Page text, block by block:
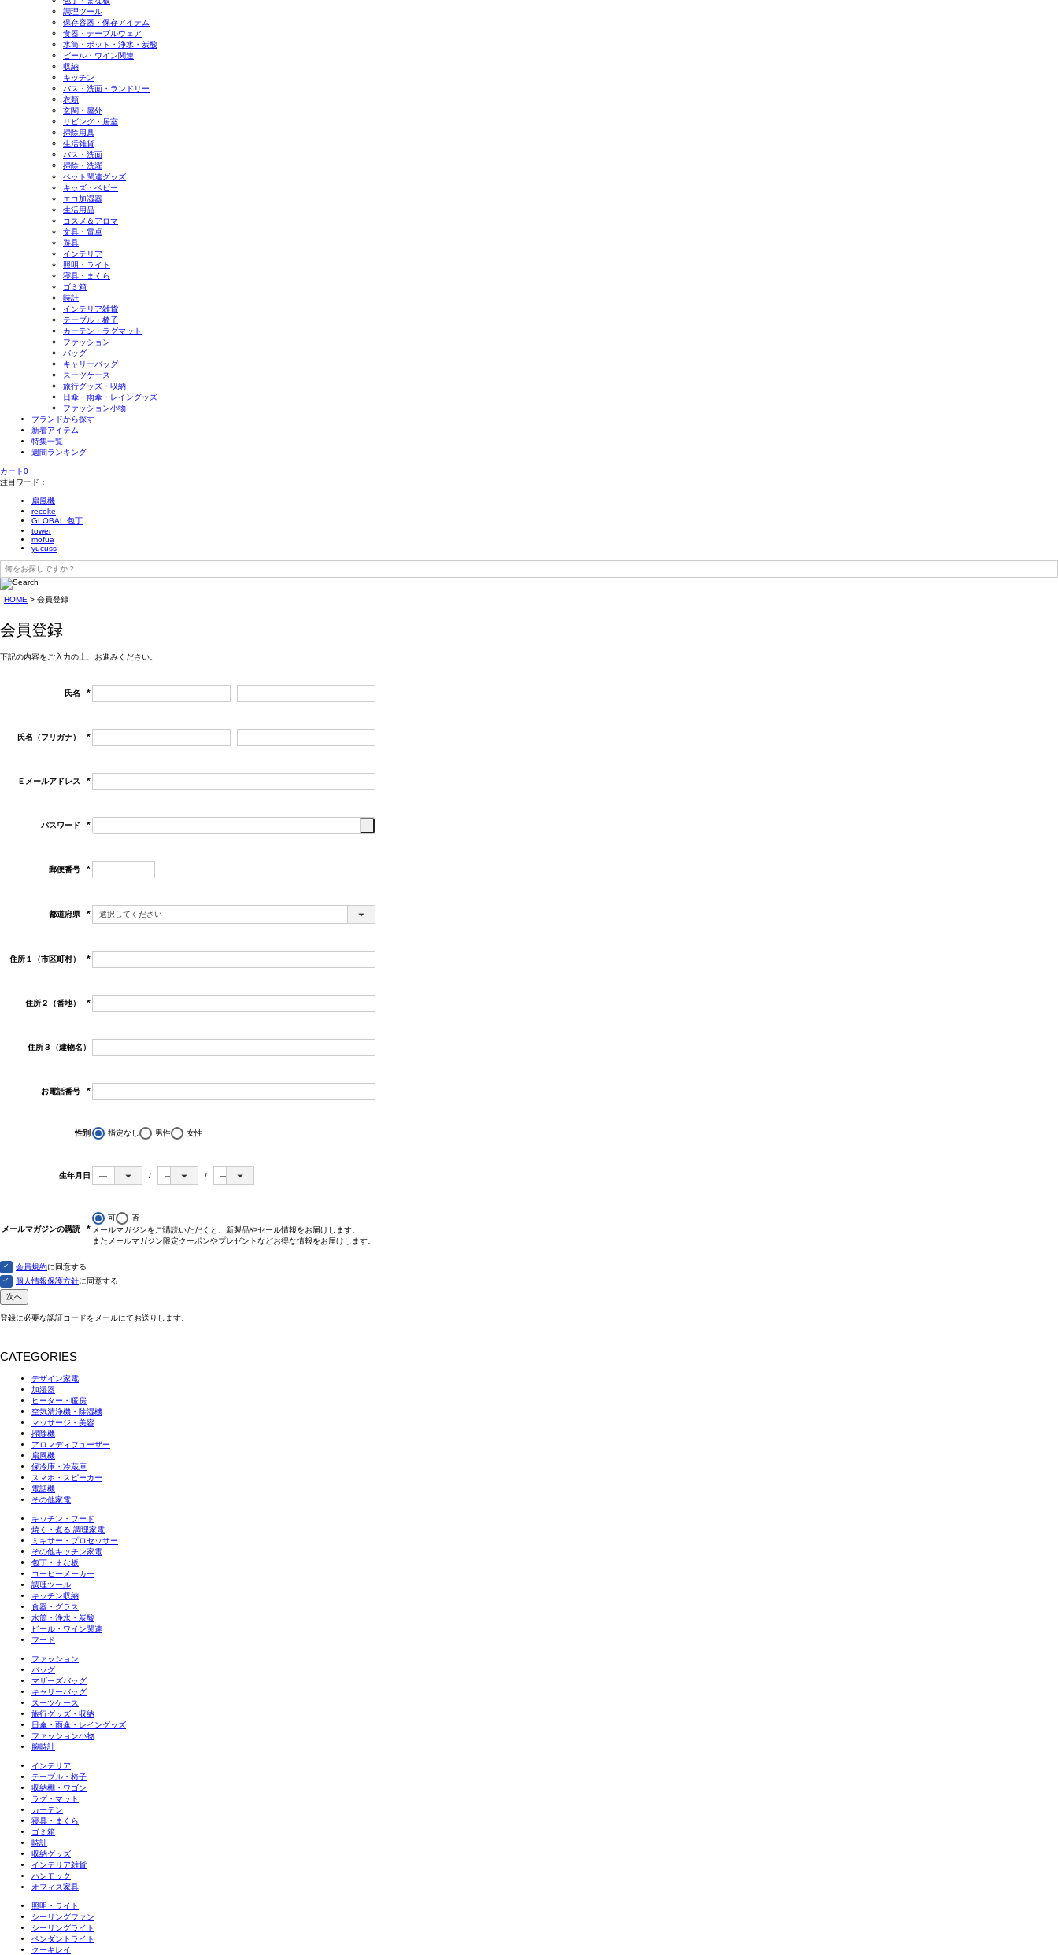
調理ツール
保存容器・保存アイテム
食器・テーブルウェア
水筒・ポット・浄水・炭酸
ビール・ワイン関連
収納
キッチン
バス・洗面・ランドリー
衣類
玄関・屋外
リビング・居室
掃除用具
生活雑貨
バス・洗面
掃除・洗濯
ペット関連グッズ
キッズ・ベビー
エコ加湿器
生活用品
コスメ＆アロマ
文具・電卓
遊具
インテリア
照明・ライト
寝具・まくら
ゴミ箱
時計
インテリア雑貨
テーブル・椅子
カーテン・ラグマット
ファッション
バッグ
キャリーバッグ
スーツケース
旅行グッズ・収納
日傘・雨傘・レイングッズ
ファッション小物
ブランドから探す
新着アイテム
特集一覧
週間ランキング
カート0
注目ワード：
扇風機
recolte
GLOBAL 包丁
tower
mofua
yucuss
HOME 会員登録
会員登録
下記の内容をご入力の上、お進みください。
氏名
(必
氏名（フリガナ）
(必
Ｅメールアドレス
(必
パスワード
郵便番号
(必
都道府県
(必
住所１（市区町村）
(必
住所２（番地）
(必
住所３（建物名）
お電話番号
(必
性別 指定なし 男性 女性
生年月日
メールマガジンの購読
可
否
メールマガジンをご購読いただくと、新製品やセール情報をお届けします。
またメールマガジン限定クーポンやプレゼントなどお得な情報をお届けします。
会員規約に同意する
個人情報保護方針に同意する
次へ
登録に必要な認証コードをメールにてお送りします。
CATEGORIES
デザイン家電
加湿器
ヒーター・暖房
空気清浄機・除湿機
マッサージ・美容
掃除機
アロマディフューザー
扇風機
保冷庫・冷蔵庫
スマホ・スピーカー
電話機
その他家電
キッチン・フード
焼く・煮る 調理家電
ミキサー・プロセッサー
その他キッチン家電
包丁・まな板
コーヒーメーカー
調理ツール
キッチン収納
食器・グラス
水筒・浄水・炭酸
ビール・ワイン関連
フード
ファッション
バッグ
マザーズバッグ
キャリーバッグ
スーツケース
旅行グッズ・収納
日傘・雨傘・レイングッズ
ファッション小物
腕時計
インテリア
テーブル・椅子
収納棚・ワゴン
ラグ・マット
カーテン
寝具・まくら
ゴミ箱
時計
収納グッズ
インテリア雑貨
ハンモック
オフィス家具
照明・ライト
シーリングファン
シーリングライト
ペンダントライト
クーキレイ